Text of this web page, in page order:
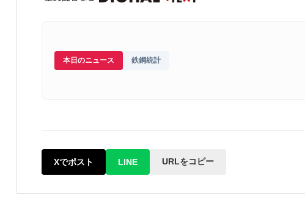
本日のニュース 鉄鋼統計
Xでポスト LINE URLをコピー